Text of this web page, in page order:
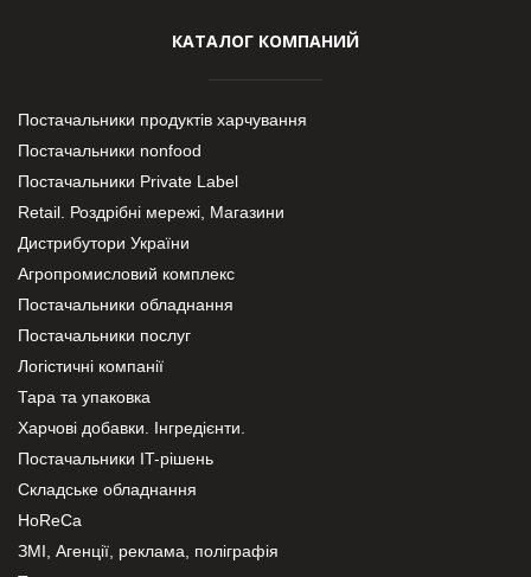
КАТАЛОГ КОМПАНИЙ
Постачальники продуктів харчування
Постачальники nonfood
Постачальники Private Label
Retail. Роздрібні мережі, Магазини
Дистрибутори України
Агропромисловий комплекс
Постачальники обладнання
Постачальники послуг
Логістичні компанії
Тара та упаковка
Харчові добавки. Інгредієнти.
Постачальники IT-рішень
Складське обладнання
HoReCa
ЗМІ, Агенції, реклама, поліграфія